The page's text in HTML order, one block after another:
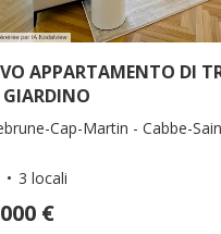
APPARTAMENTO DI
Cap-Martin - Cabbe-
3 locali
€